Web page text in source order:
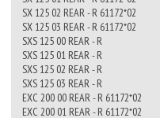
SX 125 02 REAR - R 61172*02
SX 125 03 REAR - R 61172*02
SXS 125 00 REAR - R
SXS 125 01 REAR - R
SXS 125 02 REAR - R
SXS 125 03 REAR - R
EXC 200 00 REAR - R 61172*02
EXC 200 01 REAR - R 61172*02